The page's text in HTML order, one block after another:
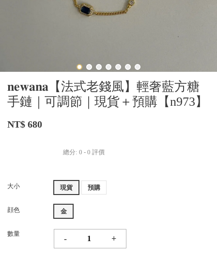
𝐧𝐞𝐰𝐚𝐧𝐚【法式老錢風】輕奢藍方糖
手鏈｜可調節｜現貨＋預購【n973】
NT$ 680
總分: 0 - 0 評價
大小 現貨 預購
顔色 金
數量
- +